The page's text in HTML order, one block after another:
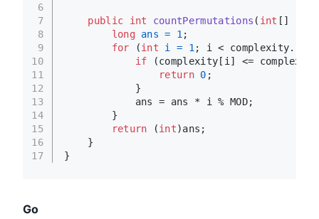
6
7
8
9
10
11
12
13
14
15
16
17
public int countPermutations ( int []
long ans = 1 ;
for (int i = 1 ; i <
if (complexity[i] <=
return 0 ;
            }
            ans = ans * i % MOD;
        }
return (int)ans;
    }
}
Go